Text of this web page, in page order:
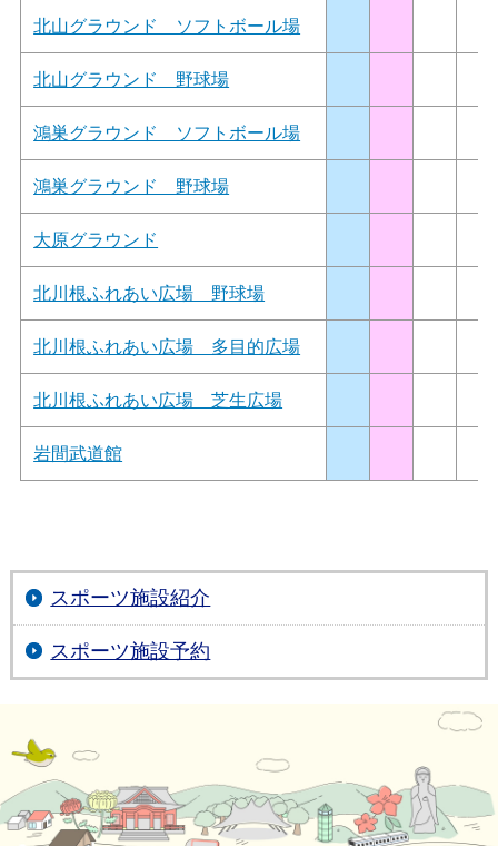
北山グラウンド ソフトボール場
北山グラウンド 野球場
鴻巣グラウンド ソフトボール場
鴻巣グラウンド 野球場
大原グラウンド
北川根ふれあい広場 野球場
北川根ふれあい広場 多目的広場
北川根ふれあい広場 芝生広場
岩間武道館
スポーツ施設紹介
スポーツ施設予約